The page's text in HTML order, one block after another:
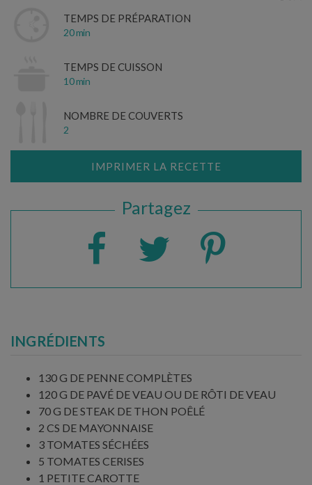
TEMPS DE PRÉPARATION
20 min
TEMPS DE CUISSON
10 min
NOMBRE DE COUVERTS
2
IMPRIMER LA RECETTE
Partagez
INGRÉDIENTS
130 G DE PENNE COMPLÈTES
120 G DE PAVÉ DE VEAU OU DE RÔTI DE VEAU
70 G DE STEAK DE THON POÊLÉ
2 CS DE MAYONNAISE
3 TOMATES SÉCHÉES
5 TOMATES CERISES
1 PETITE CAROTTE